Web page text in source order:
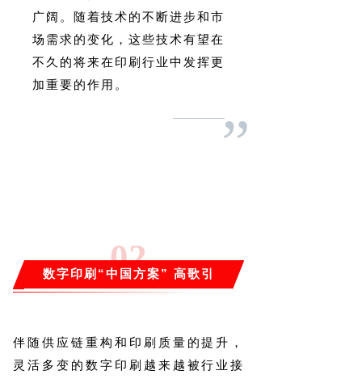
广阔。随着技术的不断进步和市
场需求的变化，这些技术有望在
不久的将来在印刷行业中发挥更
加重要的作用。
”
02
数字印刷“中国方案” 高歌引
伴随供应链重构和印刷质量的提升，
灵活多变的数字印刷越来越被行业接